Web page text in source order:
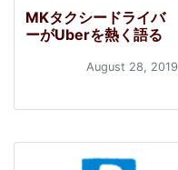
MKタクシードライバ
ーがUberを熱く語る
August 28, 2019